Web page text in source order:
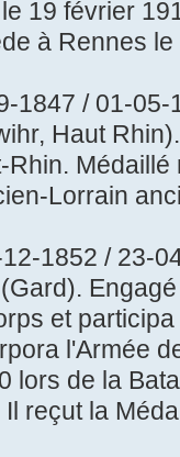
19 février
à Rennes
1847 / 01-
Haut
Lorrain
1852 / 23-
et
l'Armée
lors de la
reçut la